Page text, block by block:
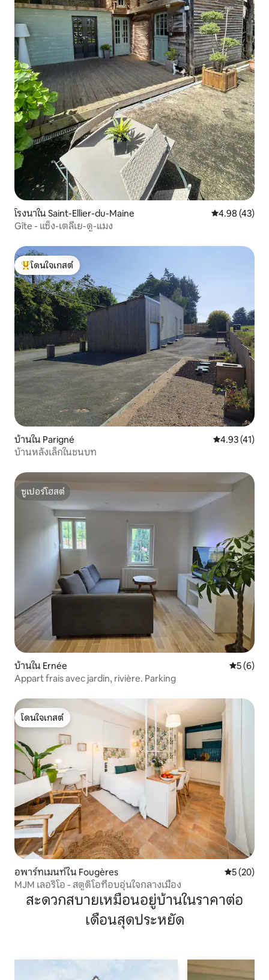
โรงนาใน Saint-Ellier-du-Maine คะแนนเฉลี่ย
4.98 (43)
Gîte - แซ็ง-เตลีเย-ดู-แมง
โดนใจเกสต์ที่สุด
โดนใจเกสต์
บ้านใน Parigné คะแนนเฉลี่ย
4.93 (41)
บ้านหลังเล็กในชนบท
ซูเปอร์โฮสต์
ซูเปอร์โฮสต์
บ้านใน Ernée คะแนนเฉ
5 (6)
Appart frais avec jardin, rivière. Parking
โดนใจเกสต์
โดนใจเกสต์
อพาร์ทเมนท์ใน Fougères คะแนนเฉลี่
5 (20)
MJM เลอริโอ - สตูดิโอที่อบอุ่นใจกลางเมือง
สะดวกสบายเหมือนอยู่บ้านในราคาต่อ
เดือนสุดประหยัด